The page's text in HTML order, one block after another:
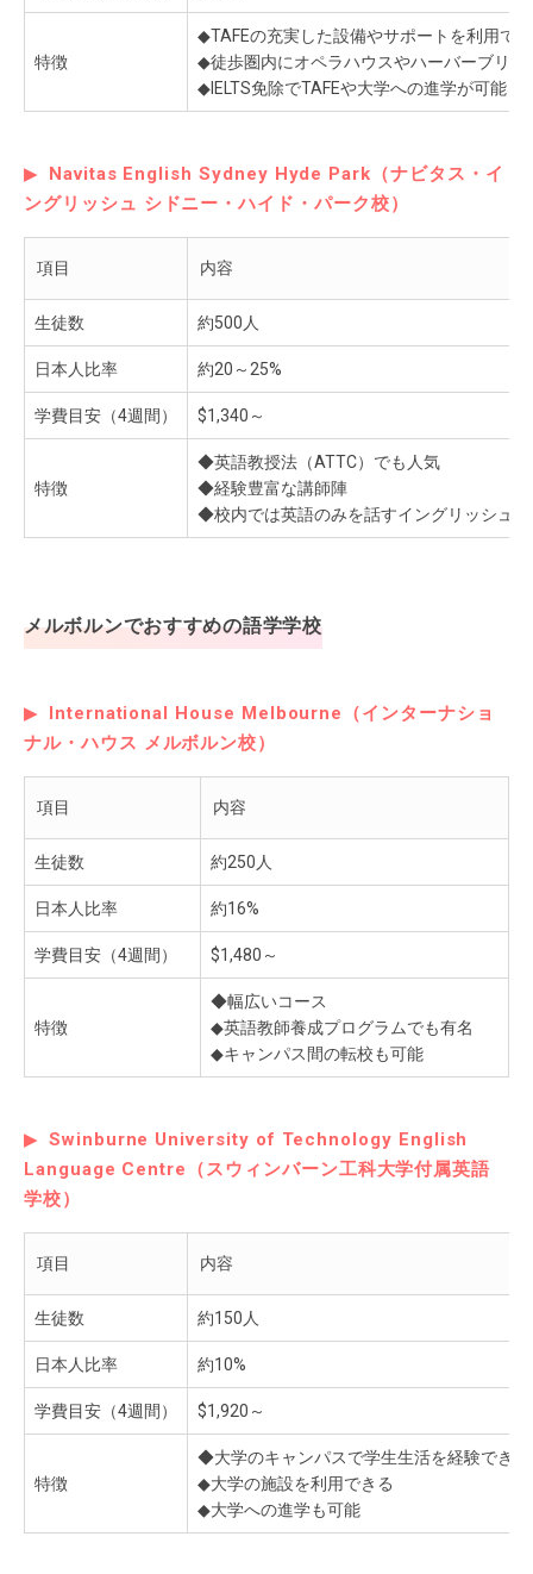
特徴
◆TAFEの充実した設備やサポートを利用で
◆徒歩圏内にオペラハウスやハーバーブリッ
◆IELTS免除でTAFEや大学への進学が可能
Navitas English Sydney Hyde Park（ナビタス・イ
ングリッシュ シドニー・ハイド・パーク校）
項目 内容
生徒数 約500人
日本人比率 約20～25%
学費目安（4週間） $1,340～
特徴
◆英語教授法（ATTC）でも人気
◆経験豊富な講師陣
◆校内では英語のみを話すイングリッシュ
メルボルンでおすすめの語学学校
International House Melbourne（インターナショ
ナル・ハウス メルボルン校）
項目 内容
生徒数 約250人
日本人比率 約16%
学費目安（4週間） $1,480～
特徴
◆幅広いコース
◆英語教師養成プログラムでも有名
◆キャンパス間の転校も可能
Swinburne University of Technology English
Language Centre（スウィンバーン工科大学付属英語
学校）
項目 内容
生徒数 約150人
日本人比率 約10%
学費目安（4週間） $1,920～
特徴
◆大学のキャンパスで学生生活を経験できる
◆大学の施設を利用できる
◆大学への進学も可能